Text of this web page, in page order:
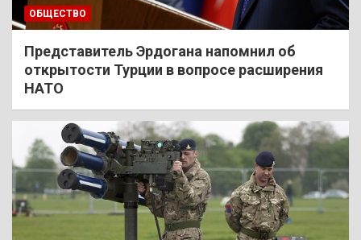
ОБЩЕСТВО
Представитель Эрдогана напомнил об
открытости Турции в вопросе расширения
НАТО